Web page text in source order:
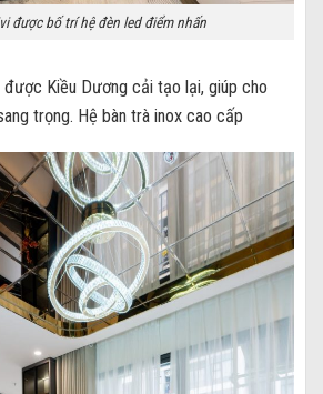
được bố trí hệ đèn led điểm nhấn
Kiều Dương cải tạo lại, giúp cho
trọng. Hệ bàn trà inox cao cấp